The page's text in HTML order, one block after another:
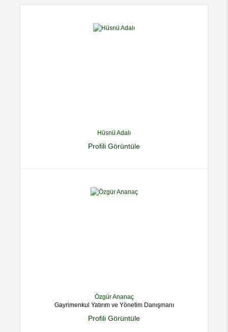
Hüsnü Adalı
Profili Görüntüle
Özgür Ananaç
Gayrimenkul Yatırım ve Yönetim Danışmanı
Profili Görüntüle